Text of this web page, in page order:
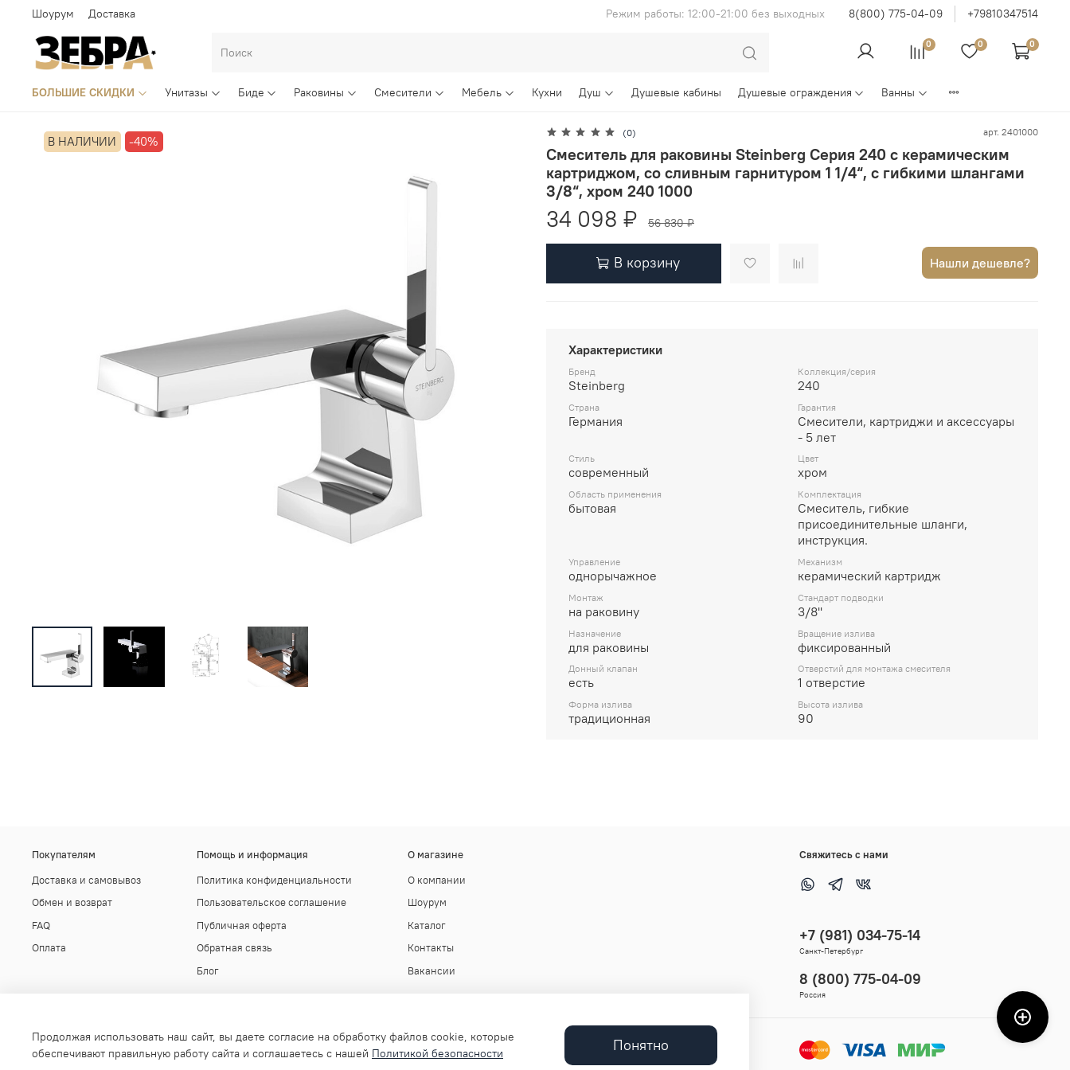
Шоурум Доставка Режим работы: 12:00-21:00 без выходных 8(800) 775-04-09 +79810347514
0 0 0
БОЛЬШИЕ СКИДКИ Унитазы Биде Раковины Смесители Мебель Кухни Душ Душевые кабины Душевые ограждения Ванны
В НАЛИЧИИ -40%
(0) арт. 2401000
Смеситель для раковины Steinberg Серия 240 с керамическим
картриджом, со сливным гарнитуром 1 1/4“, с гибкими шлангами
3/8“, хром 240 1000
34 098 ₽ 56 830 ₽
В корзину Нашли дешевле?
Характеристики
Бренд
Steinberg
Коллекция/серия
240
Страна
Германия
Гарантия
Смесители, картриджи и аксессуары
- 5 лет
Стиль
современный
Цвет
хром
Область применения
бытовая
Комплектация
Смеситель, гибкие
присоединительные шланги,
инструкция.
Управление
однорычажное
Механизм
керамический картридж
Монтаж
на раковину
Стандарт подводки
3/8''
Назначение
для раковины
Вращение излива
фиксированный
Донный клапан
есть
Отверстий для монтажа смесителя
1 отверстие
Форма излива
традиционная
Высота излива
90
Покупателям
Доставка и самовывоз
Обмен и возврат
FAQ
Оплата
Помощь и информация
Политика конфиденциальности
Пользовательское соглашение
Публичная оферта
Обратная связь
Блог
О магазине
О компании
Шоурум
Каталог
Контакты
Вакансии
Свяжитесь с нами
+7 (981) 034-75-14
Санкт-Петербург
8 (800) 775-04-09
Россия
ООО "ЗЕБРА", ОГРН 1177847210640 197229, Россия, г. Санкт-Петербург, Лахтинский пр., д.85, литер В, помещ. часть 43-Н, комн. 9
Продолжая использовать наш сайт, вы даете согласие на обработку файлов cookie, которые
обеспечивают правильную работу сайта и соглашаетесь с нашей Политикой безопасности Понятно